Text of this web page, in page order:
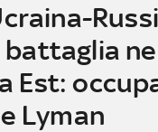
Est:
Lyman